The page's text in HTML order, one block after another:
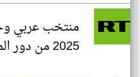
منتخب عربي
2025 من دور المجموعات